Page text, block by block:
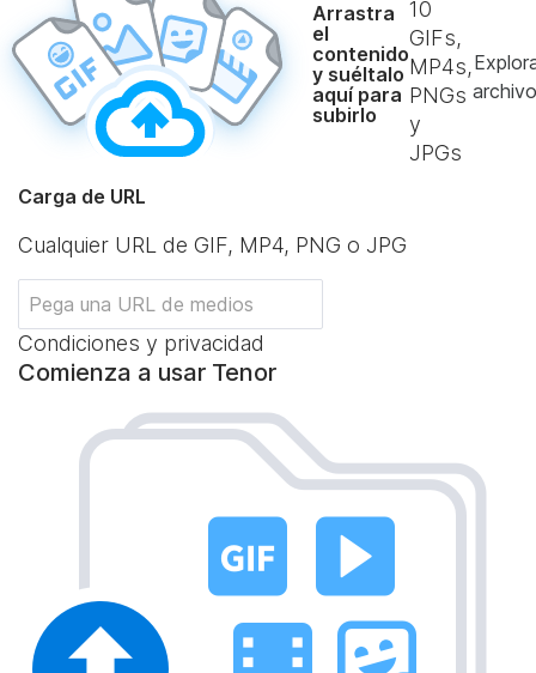
Arrastra
el
contenido
y suéltalo
aquí para
subirlo
10
GIFs,
MP4s,
PNGs
y
JPGs
Carga de URL
Cualquier URL de GIF, MP4, PNG o JPG
Condiciones y privacidad
Comienza a usar Tenor